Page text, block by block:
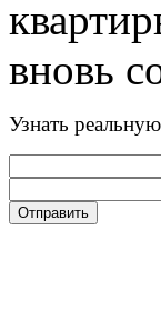
вновь
Узнать